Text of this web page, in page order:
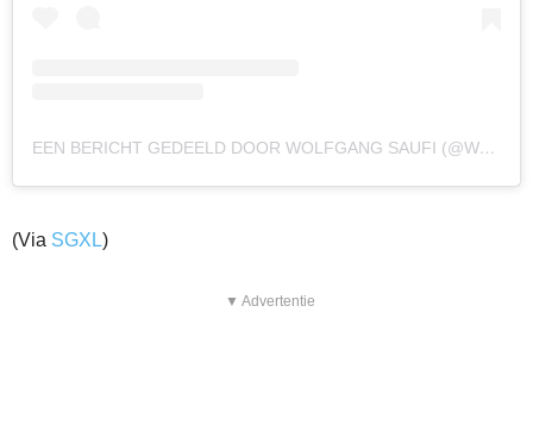
EEN BERICHT GEDEELD DOOR WOLFGANG SAUFI (@WOLFGANGSAUFI)
(Via SGXL)
▼ Advertentie